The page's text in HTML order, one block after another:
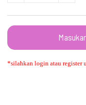
*silahkan login atau register